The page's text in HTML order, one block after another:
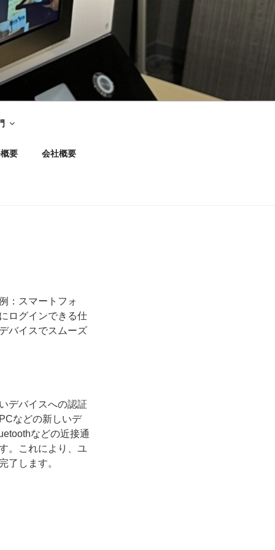
要 会社概要
：スマートフォ
ログインできる仕
バイスでスムーズ
デバイスへの認証
などの新しいデ
などの近接通
。これにより、ユ
了します。